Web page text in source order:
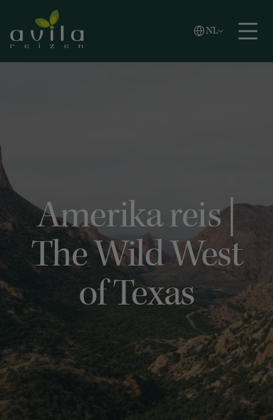
Zoeken
NL
Vlaams
English
Amerika reis |
The Wild West
of Texas